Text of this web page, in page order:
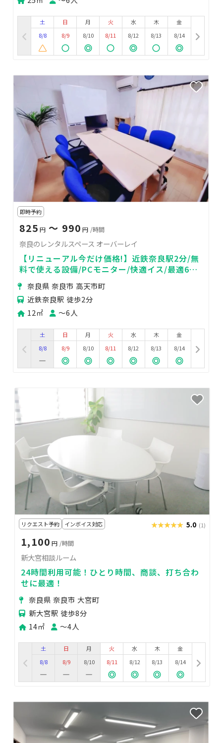
土
8/8
日
8/9
月
8/10
火
8/11
水
8/12
木
8/13
金
8/14
即時予約
825 円 〜 990 円 /時間
奈良のレンタルスペース オーバーレイ
【リニューアル今だけ価格!】近鉄奈良駅2分/無
料で使える設備/PCモニター/快適イス/最適6名
最大8名/ホワイトボード/光回線Wi-Fi
奈良県 奈良市 高天市町
近鉄奈良駅 徒歩2分
12㎡
〜6人
土
8/8
日
8/9
月
8/10
火
8/11
水
8/12
木
8/13
金
8/14
リクエスト予約 インボイス対応 ★★★★★
★★★★★ 5.0 (1)
1,100 円 /時間
新大宮相談ルーム
24時間利用可能！ひとり時間、商談、打ち合わ
せに最適！
奈良県 奈良市 大宮町
新大宮駅 徒歩8分
14㎡
〜4人
土
8/8
日
8/9
月
8/10
火
8/11
水
8/12
木
8/13
金
8/14